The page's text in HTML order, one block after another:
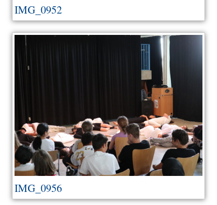
IMG_0952
IMG_0956